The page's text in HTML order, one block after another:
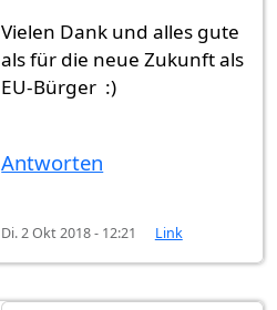
Vielen Dank und alles gute
als für die neue Zukunft als
EU-Bürger :)
Antworten
Di. 2 Okt 2018 - 12:21 Link